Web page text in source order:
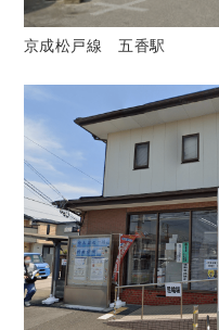
京成松戸線 五香駅